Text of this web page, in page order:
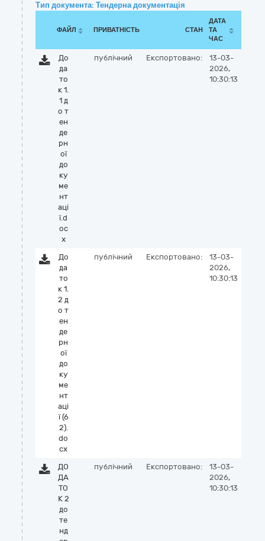
Тип документа: Тендерна документація
ФАЙЛ ПРИВАТНІСТЬ СТАН
ДАТА
ТА
ЧАС
До
да
то
к 1.
1 д
о т
ен
де
рн
ої
до
ку
ме
нт
аці
ї.d
oc
x
публічний Експортовано:
13-03-
2026,
10:30:13
До
да
то
к 1.
2 д
о т
ен
де
рн
ої
до
ку
ме
нт
аці
ї (6
2).
do
cx
публічний Експортовано:
13-03-
2026,
10:30:13
ДО
ДА
ТО
К 2
до
те
нд
публічний Експортовано:
13-03-
2026,
10:30:13